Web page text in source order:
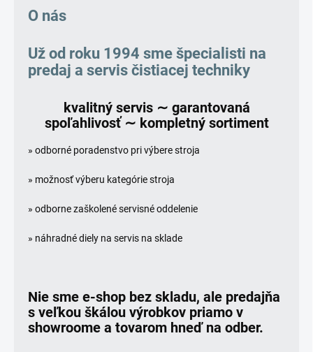
O nás
Už od roku 1994 sme špecialisti na
predaj a servis čistiacej techniky
kvalitný servis ∼ garantovaná
spoľahlivosť ∼ kompletný sortiment
» odborné poradenstvo pri výbere stroja
» možnosť výberu kategórie stroja
» odborne zaškolené servisné oddelenie
» náhradné diely na servis na sklade
Nie sme e-shop bez skladu, ale predajňa
s veľkou škálou výrobkov priamo v
showroome a tovarom hneď na odber.